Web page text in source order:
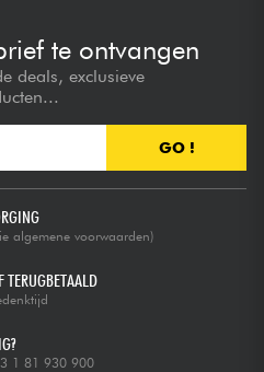
te ontvangen
deals, exclusieve
GO !
algemene voorwaarden)
TERUGBETAALD
1 81 930 900